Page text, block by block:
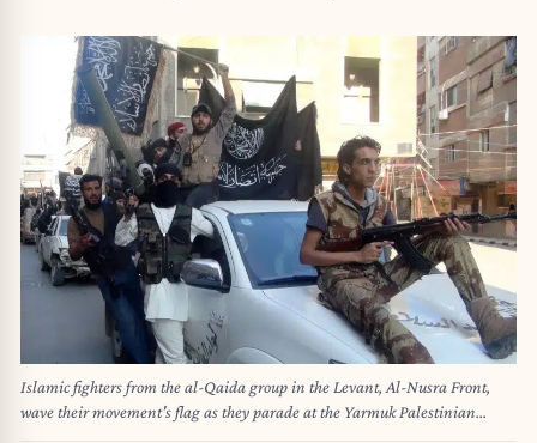
Islamic fighters from the al-Qaida group in the Levant, Al-Nusra Front,
wave their movement's flag as they parade at the Yarmuk Palestinian
refugee camp, south of Damascus, to denounce Israel¿s military offensive